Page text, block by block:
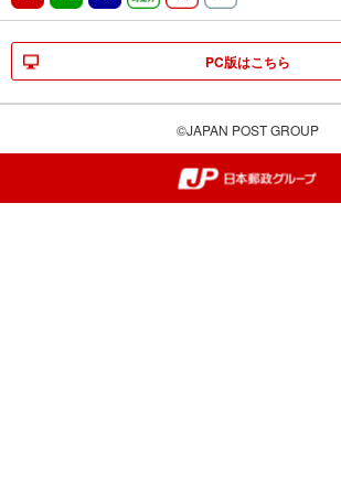
PC版はこちら
©JAPAN POST GROUP